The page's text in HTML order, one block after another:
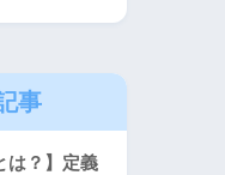
事
は？】定義